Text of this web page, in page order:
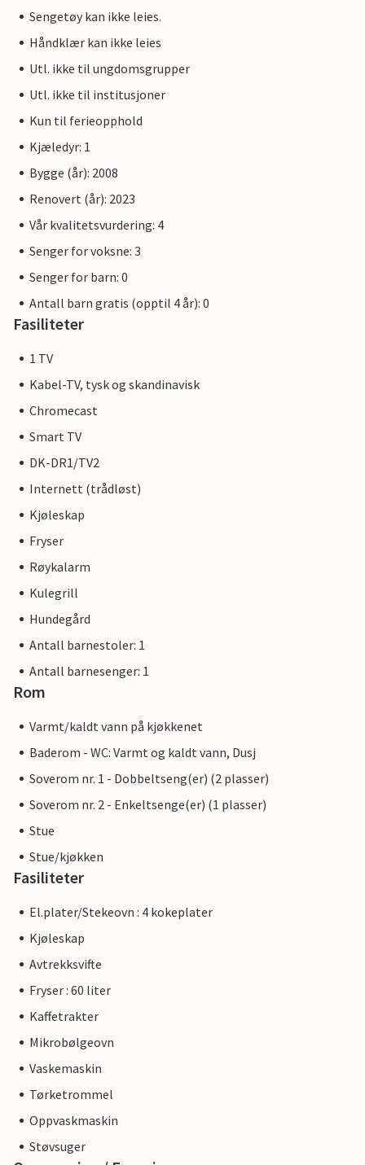
Sengetøy kan ikke leies.
Håndklær kan ikke leies
Utl. ikke til ungdomsgrupper
Utl. ikke til institusjoner
Kun til ferieopphold
Kjæledyr: 1
Bygge (år): 2008
Renovert (år): 2023
Vår kvalitetsvurdering: 4
Senger for voksne: 3
Senger for barn: 0
Antall barn gratis (opptil 4 år): 0
Fasiliteter
1 TV
Kabel-TV, tysk og skandinavisk
Chromecast
Smart TV
DK-DR1/TV2
Internett (trådløst)
Kjøleskap
Fryser
Røykalarm
Kulegrill
Hundegård
Antall barnestoler: 1
Antall barnesenger: 1
Rom
Varmt/kaldt vann på kjøkkenet
Baderom - WC: Varmt og kaldt vann, Dusj
Soverom nr. 1 - Dobbeltseng(er) (2 plasser)
Soverom nr. 2 - Enkeltsenge(er) (1 plasser)
Stue
Stue/kjøkken
Fasiliteter
El.plater/Stekeovn : 4 kokeplater
Kjøleskap
Avtrekksvifte
Fryser : 60 liter
Kaffetrakter
Mikrobølgeovn
Vaskemaskin
Tørketrommel
Oppvaskmaskin
Støvsuger